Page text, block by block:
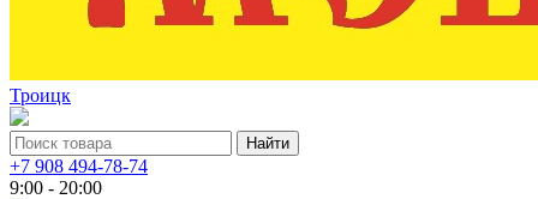
Троицк
+7 908 494-78-74
9:00 - 20:00